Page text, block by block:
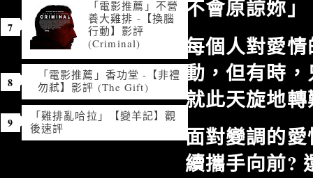
不會原諒妳」
每個人對愛
動，但有時
就此天旋地
面對變調的
續攜手向前?
「電影推薦」不營
養大雞排 -【換腦
行動】影評
(Criminal)
「電影推薦」香功堂 -【非禮
勿弒】影評 (The Gift)
「雞排亂哈拉」【變羊記】觀
後速評